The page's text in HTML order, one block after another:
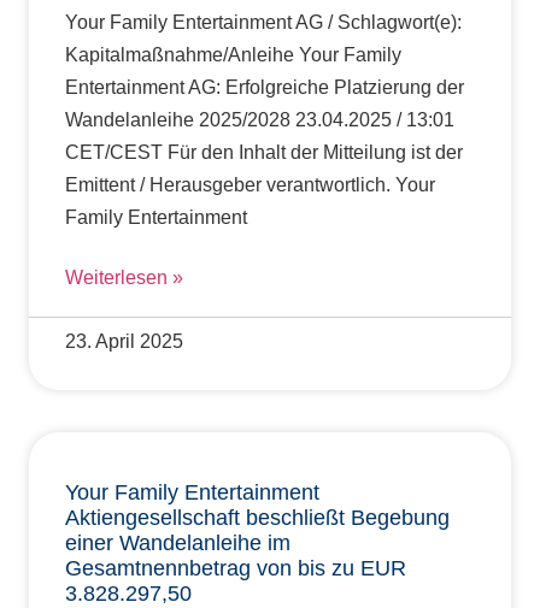
Your Family Entertainment AG / Schlagwort(e):
Kapitalmaßnahme/Anleihe Your Family
Entertainment AG: Erfolgreiche Platzierung der
Wandelanleihe 2025/2028 23.04.2025 / 13:01
CET/CEST Für den Inhalt der Mitteilung ist der
Emittent / Herausgeber verantwortlich. Your
Family Entertainment
Weiterlesen »
23. April 2025
Your Family Entertainment
Aktiengesellschaft beschließt Begebung
einer Wandelanleihe im
Gesamtnennbetrag von bis zu EUR
3.828.297,50